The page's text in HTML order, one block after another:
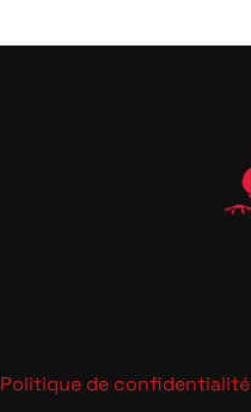
Politique de confidentialité